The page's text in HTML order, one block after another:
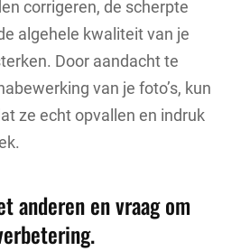
corrigeren, de scherpte
algehele kwaliteit van je
Door aandacht te
van je foto’s, kun
ze echt opvallen en indruk
anderen en vraag om